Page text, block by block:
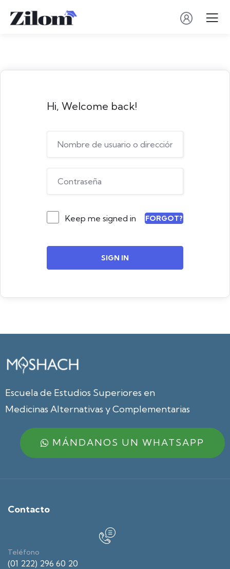
Hi, Welcome back!
Keep me signed in FORGOT?
SIGN IN
Escuela de Estudios Superiores en
Medicinas Alternativas y Complementarias
MÁNDANOS UN WHATSAPP
Contacto
Teléfono
(01 222) 296 60 20